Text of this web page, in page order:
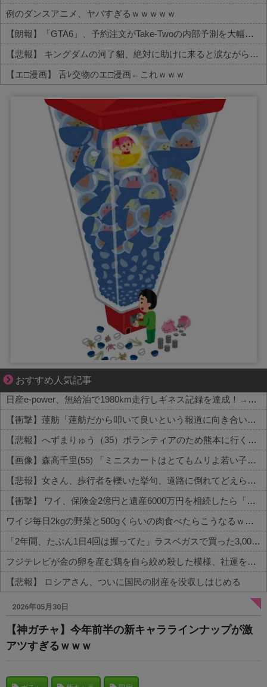
例のダンスアニメ、ヤバすぎるｗｗｗｗｗ
【朗報】「GTA6」、予約注文がTake-Twoの内部予測を大幅に上回る
【悲報】 キングダムの河了貂、絶対に助けに来ると涙ながらに絶叫したその日の夜に味方を死なせまくる作戦を提案するWWWWWWWWWWWWWWWWWWWWWWWWWWWW
【エ□漫画】 舌ﾚ交物のエ□漫画←これｗｗｗ
Powered by livedoor 相互RSS
おすすめ人気記事
ずっと好き。俺はストーカーなんかじゃない。
日産e-power、無給油で1980km走行しギネス記録を達成！→山頂から下ってるだけでした…
【衝撃】蓮舫「蓮舫だから叩いて良いという報道に向き合います！」X民「高市だから叩いて良いをやってるのがお前だろ」←これ…w w
【悲報】へずまりゅう（35）ボランティアのため熊本に行くも体調不良で病院に行く
【画像】森高千里(55) 「ミニスカートはとてもムリよ若い子には負けるわ」←ワイらにはブッ刺さりまくってしまうw w w w w w
【悲報】女さん、歩行者を轢いた挙句、道路に倒れてどえらいことになってしまうw w w w w w w
【衝撃】 ワイ、保険金2億円と遺産6000万円を相続したら「こう」なった・・・
ワイジ毎日2kgの野菜と500gくらいの肉食べたらこうなるｗｗｗ
「2年間、たぶん1日4回は握ってた」ラスベガスで買った3,000円のキーホルダーを調べたら
フジテレビが金の卵を産む鶏を自ら絞め殺した模様、社運を賭けたドル箱コンテンツが御蔵入りになってしまい……
【悲報】 ロシアさん、ついに国民の財産を没収しはじめる
Powered by livedoor 相互RSS
2026年05月30日
【神ガチャ】今年前半の新キャララインナップが激
アツすぎるｗｗｗ